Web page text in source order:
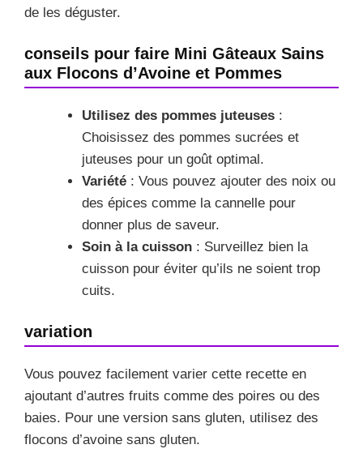
de les déguster.
conseils pour faire Mini Gâteaux Sains
aux Flocons d’Avoine et Pommes
Utilisez des pommes juteuses :
Choisissez des pommes sucrées et
juteuses pour un goût optimal.
Variété : Vous pouvez ajouter des noix ou
des épices comme la cannelle pour
donner plus de saveur.
Soin à la cuisson : Surveillez bien la
cuisson pour éviter qu’ils ne soient trop
cuits.
variation
Vous pouvez facilement varier cette recette en
ajoutant d’autres fruits comme des poires ou des
baies. Pour une version sans gluten, utilisez des
flocons d’avoine sans gluten.